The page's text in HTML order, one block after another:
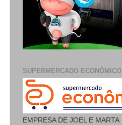
SUPERMERCADO ECONÔMICO
EMPRESA DE JOEL E MARTA